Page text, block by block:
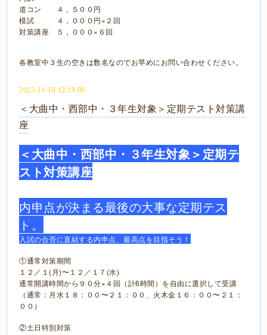
道コン ４，５００円
模試 ４，０００円×２回
対策講座 ５，０００×６回
各教室中３生の空きは数名なのでお早めにお問い合わせください。
2025-11-18 12:19:00
＜大曲中・西部中・３年生対象＞定期テスト対策講
座
＜大曲中・西部中・３年生対象＞定期テ
スト対策講座
内申点が決まる最後の大事な定期テス
ト。
入試の合否に直結する内申点、最高点を目指そう！
①通常対策期間
１２／１(月)〜１２／１７(水)
通常開講時間から９０分×４回（計6時間）を自由に選択して受講
（通常：月水１８：００〜２１：００、火木金１６：００〜２１：
００）
②土日特別対策